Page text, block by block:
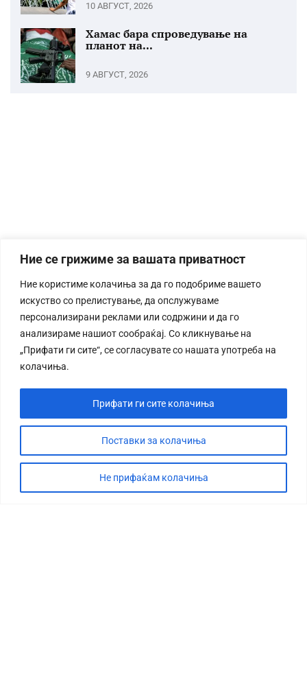
Ние се грижиме за вашата приватност
Ние користиме колачиња за да го подобриме вашето
искуство со прелистување, да опслужуваме
персонализирани реклами или содржини и да го
анализираме нашиот сообраќај. Со кликнување на
„Прифати ги сите“, се согласувате со нашата употреба на
колачиња.
Поставки за колачиња
Не прифаќам колачиња
Прифати ги сите колачиња
10 АВГУСТ, 2026
Хамас бара спроведување на
планот на...
9 АВГУСТ, 2026